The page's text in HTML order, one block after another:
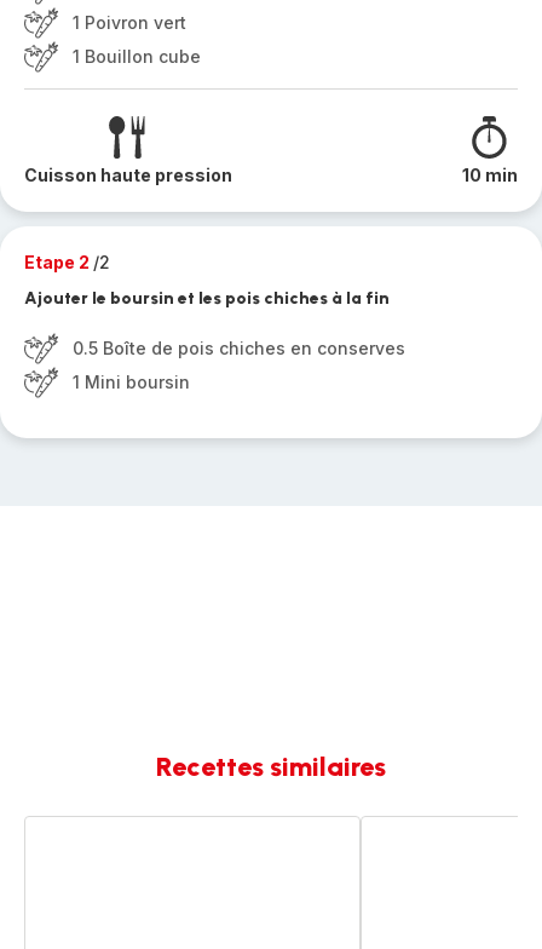
1 Poivron vert
1 Bouillon cube
Cuisson haute pression 10 min
Etape 2 /2
Ajouter le boursin et les pois chiches à la fin
0.5 Boîte de pois chiches en conserves
1 Mini boursin
Recettes similaires